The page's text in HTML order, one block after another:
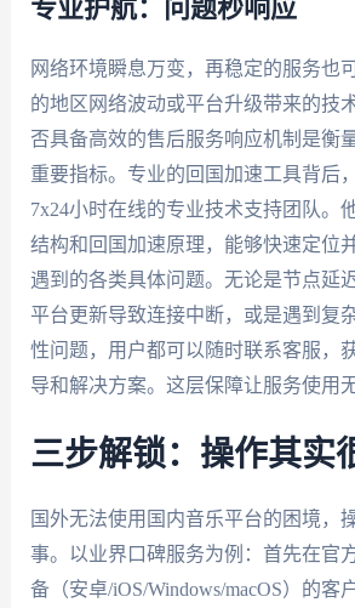
专业护航：问题秒响应
网络环境瞬息万变，再稳定的服务也
的地区网络波动或平台升级带来的技
否具备高效的售后服务响应机制是衡
重要指标。专业的回国加速工具背后
7x24小时在线的专业技术支持团队。
结构和回国加速原理，能够快速定位
遇到的各类具体问题。无论是节点延
平台更新导致连接中断，或是遇到复
性问题，用户都可以随时联系客服，
导和解决方案。这层保障让服务使用
三步解锁：操作其实
国外无法使用国内音乐平台的困境，
事。以业界口碑服务为例：首先在官
备（安卓/iOS/Windows/macOS）的客